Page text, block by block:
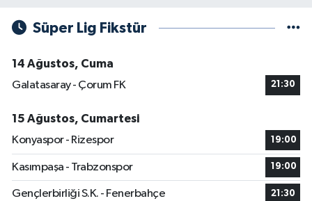
Süper Lig Fikstür
14 Ağustos, Cuma
Galatasaray - Çorum FK
21:30
15 Ağustos, Cumartesi
Konyaspor - Rizespor
19:00
Kasımpaşa - Trabzonspor 19:00
Gençlerbirliği S.K. - Fenerbahçe 21:30